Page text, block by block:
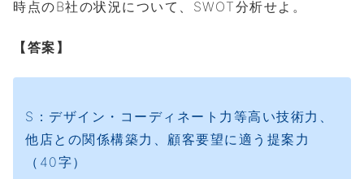
時点のB社の状況について、SWOT分析せよ。
【答案】
S：デザイン・コーディネート力等高い技術力、
他店との関係構築力、顧客要望に適う提案力
（40字）